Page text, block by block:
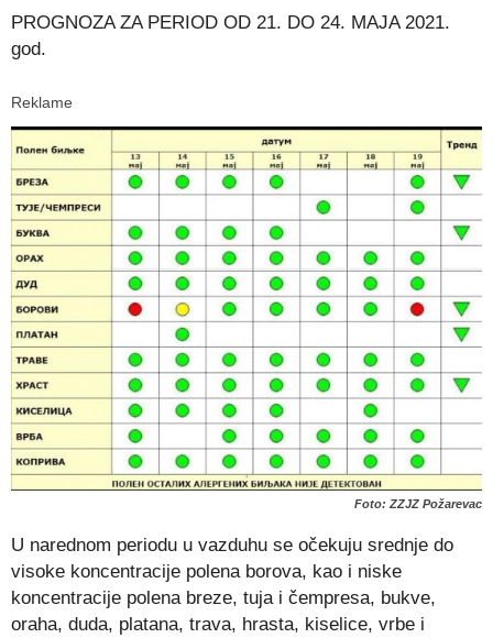
PROGNOZA ZA PERIOD OD 21. DO 24. MAJA 2021.
god.
Reklame
Foto: ZZJZ Požarevac
U narednom periodu u vazduhu se očekuju srednje do
visoke koncentracije polena borova, kao i niske
koncentracije polena breze, tuja i čempresa, bukve,
oraha, duda, platana, trava, hrasta, kiselice, vrbe i